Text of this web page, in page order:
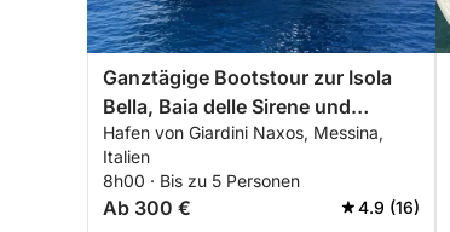
Ganztägige Bootstour zur Isola
Bella, Baia delle Sirene und
Sant'Alessio
Hafen von Giardini Naxos, Messina,
Italien
8h00 · Bis zu 5 Personen
Ab 300 € 4.9 (16)